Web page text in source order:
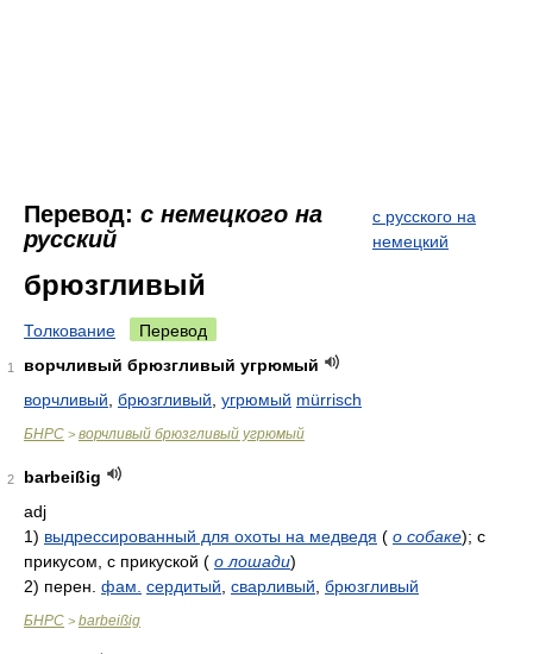
Перевод: с немецкого на
русский
с русского на
немецкий
брюзгливый
Толкование Перевод
1
ворчливый брюзгливый угрюмый
ворчливый брюзгливый угрюмый mürrisch
БНРС > ворчливый брюзгливый угрюмый
2
barbeißig
adj
1) выдрессированный для охоты на медведя ( о собаке); с
прикусом, с прикуской ( о лошади)
2) перен. фам. сердитый сварливый брюзгливый
БНРС > barbeißig